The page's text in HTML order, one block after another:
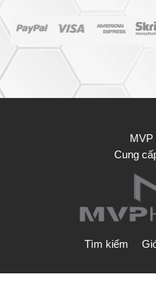
MVP
Cung
Tìm kiếm